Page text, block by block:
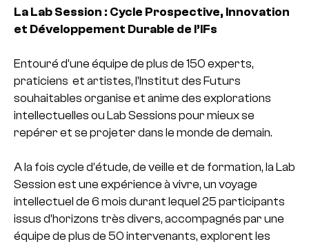
La Lab Session : Cycle Prospective, Innovation
et Développement Durable de l’IFs
Entouré d’une équipe de plus de 150 experts,
praticiens et artistes, l’Institut des Futurs
souhaitables organise et anime des explorations
intellectuelles ou Lab Sessions pour mieux se
repérer et se projeter dans le monde de demain.
A la fois cycle d’étude, de veille et de formation, la Lab
Session est une expérience à vivre, un voyage
intellectuel de 6 mois durant lequel 25 participants
issus d’horizons très divers, accompagnés par une
équipe de plus de 50 intervenants, explorent les